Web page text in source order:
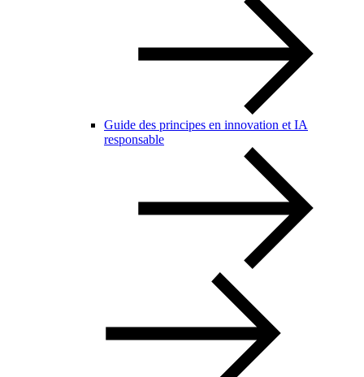
Guide des principes en innovation et IA
responsable